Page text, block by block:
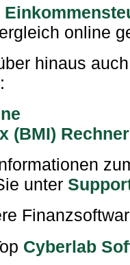
online
hinaus
(BMI) Rechner
unter
Cyberlab